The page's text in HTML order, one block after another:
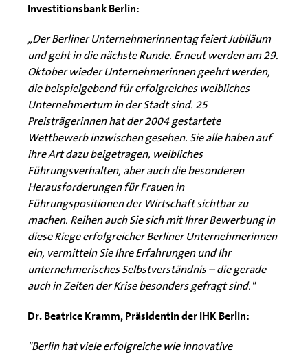
Investitionsbank Berlin:
„Der Berliner Unternehmerinnentag feiert Jubiläum
und geht in die nächste Runde. Erneut werden am 29.
Oktober wieder Unternehmerinnen geehrt werden,
die beispielgebend für erfolgreiches weibliches
Unternehmertum in der Stadt sind. 25
Preisträgerinnen hat der 2004 gestartete
Wettbewerb inzwischen gesehen. Sie alle haben auf
ihre Art dazu beigetragen, weibliches
Führungsverhalten, aber auch die besonderen
Herausforderungen für Frauen in
Führungspositionen der Wirtschaft sichtbar zu
machen. Reihen auch Sie sich mit Ihrer Bewerbung in
diese Riege erfolgreicher Berliner Unternehmerinnen
ein, vermitteln Sie Ihre Erfahrungen und Ihr
unternehmerisches Selbstverständnis – die gerade
auch in Zeiten der Krise besonders gefragt sind."
Dr. Beatrice Kramm, Präsidentin der IHK Berlin:
"Berlin hat viele erfolgreiche wie innovative